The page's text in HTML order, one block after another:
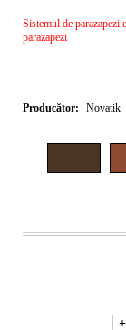
Sistemul de
parazapezi
Producător:
Novatik
+